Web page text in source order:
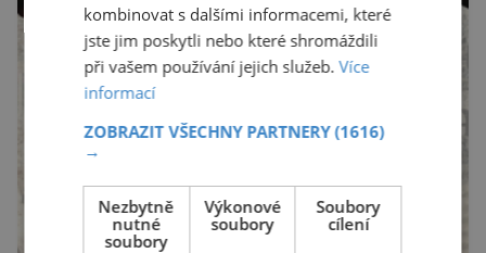
kombinovat s dalšími informacemi, které
jste jim poskytli nebo které shromáždili
při vašem používání jejich služeb.Více
informací
ZOBRAZIT VŠECHNY PARTNERY(1616)
→
Nezbytně
nutné
soubory
Výkonové
soubory
Soubory
cílení